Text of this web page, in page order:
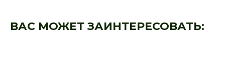
ВАС МОЖЕТ ЗАИНТЕРЕСОВАТЬ: